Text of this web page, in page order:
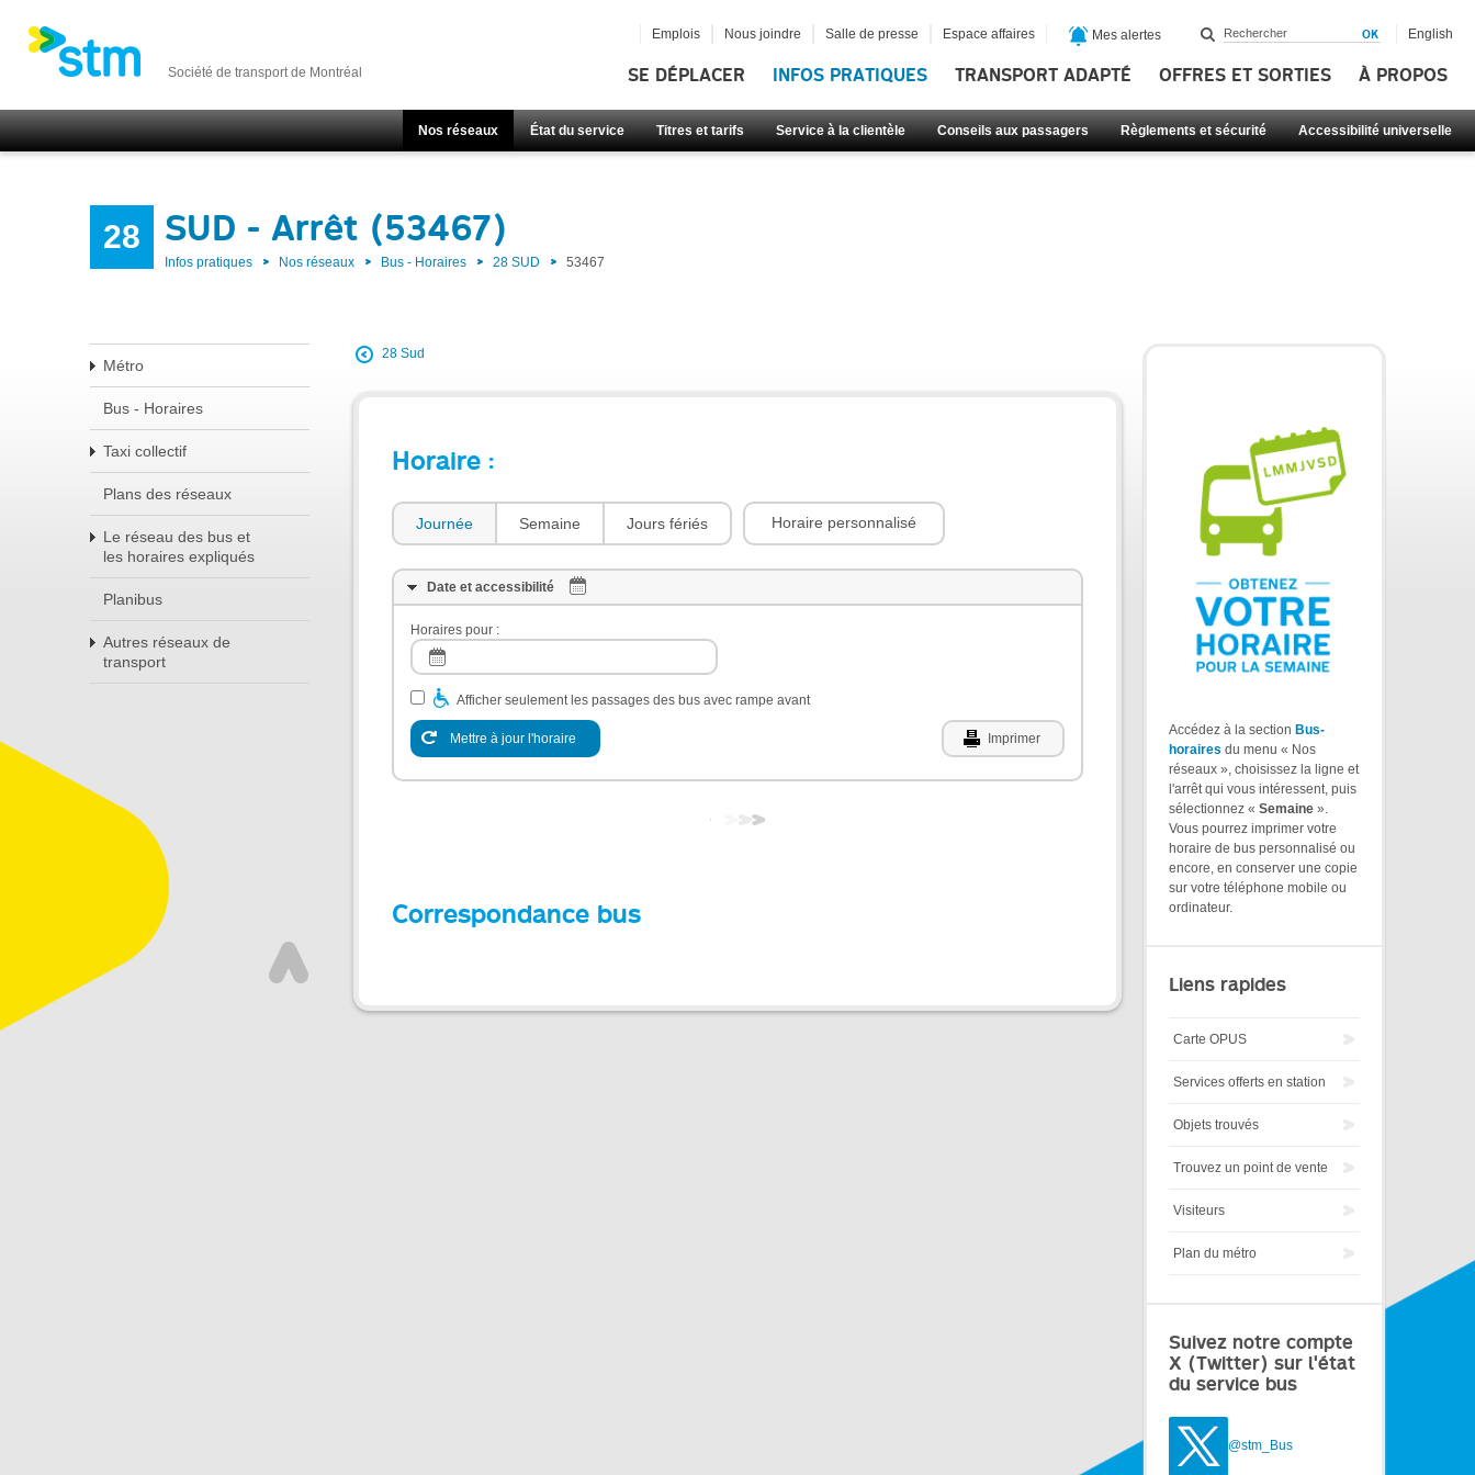
Société de transport de Montréal SE DÉPLACER INFOS PRATIQUES TRANSPORT ADAPTÉ OFFRES ET SORTIES À PROPOS
Nos réseaux État du service Titres et tarifs Service à la clientèle Conseils aux passagers Règlements et sécurité Accessibilité universelle
Emplois Nous joindre Salle de presse Espace affaires Mes alertes English
28 SUD - Arrêt (53467)
Infos pratiques Nos réseaux Bus - Horaires 28 SUD 53467
Métro
Bus - Horaires
Taxi collectif
Plans des réseaux
Le réseau des bus et
les horaires expliqués
Planibus
Autres réseaux de
transport
28 Sud
Horaire :
Journée Semaine Jours fériés Horaire personnalisé
Date et accessibilité
Horaires pour :
Afficher seulement les passages des bus avec rampe avant
Mettre à jour l'horaire Imprimer
Correspondance bus
Accédez à la section Bus-
horaires du menu « Nos
réseaux », choisissez la ligne et
l'arrêt qui vous intéressent, puis
sélectionnez « Semaine ».
Vous pourrez imprimer votre
horaire de bus personnalisé ou
encore, en conserver une copie
sur votre téléphone mobile ou
ordinateur.
Liens rapides
Carte OPUS
Services offerts en station
Objets trouvés
Trouvez un point de vente
Visiteurs
Plan du métro
Suivez notre compte
X (Twitter) sur l'état
du service bus
@stm_Bus